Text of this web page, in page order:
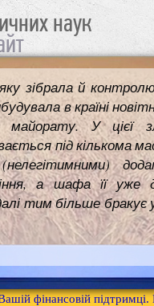
наук
зібрала й
в країні
майорату. У цієї
під кількома
а шафа її уже
тим більше бракує у
фінансовій